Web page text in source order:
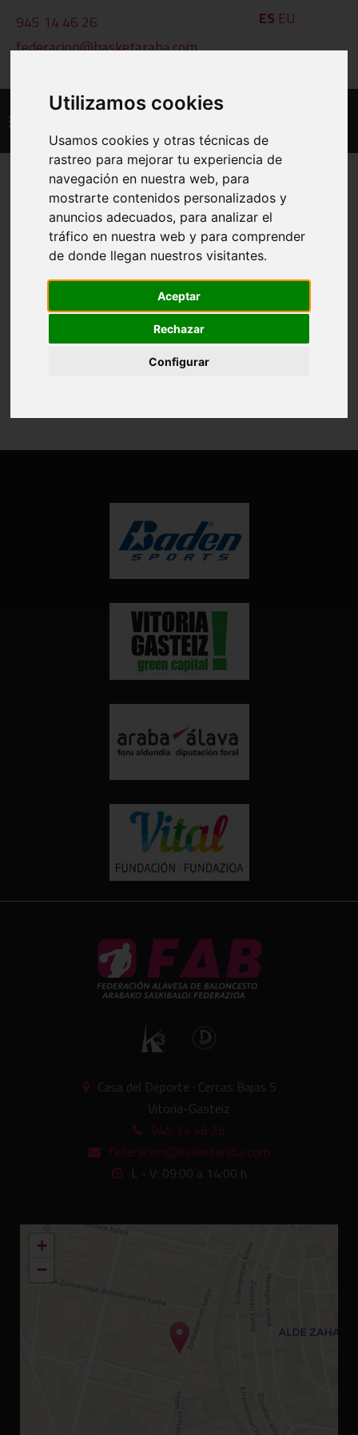
Utilizamos cookies
Usamos cookies y otras técnicas de
rastreo para mejorar tu experiencia de
navegación en nuestra web, para
mostrarte contenidos personalizados y
anuncios adecuados, para analizar el
tráfico en nuestra web y para comprender
de donde llegan nuestros visitantes.
Aceptar
Rechazar
Configurar
945 14 46 26
federacion@basketaraba.com
ES EU
PROTOCOLO ACTUACIÓN SEGURO
2025-26 CATEGORIAS
PROVINCIALES Y AUTONÓMICAS
Protocolo_De_Asistencia_Sanitaria_Accidente_Deportivo_25-
Formato:
Casa del Deporte · Cercas Bajas 5
Vitoria-Gasteiz
945 14 46 26
federacion@basketaraba.com
L - V: 09:00 a 14:00 h
+
−